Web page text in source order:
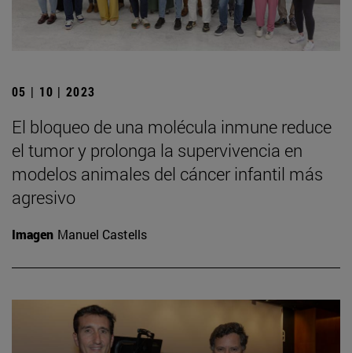
05 | 10 | 2023
El bloqueo de una molécula inmune reduce
el tumor y prolonga la supervivencia en
modelos animales del cáncer infantil más
agresivo
Imagen Manuel Castells